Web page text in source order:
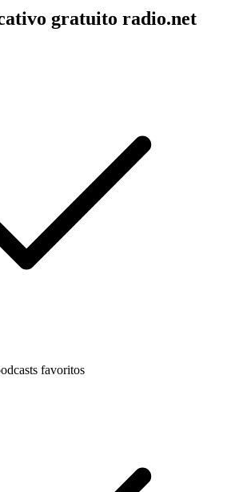
gratuito radio.net
favoritos